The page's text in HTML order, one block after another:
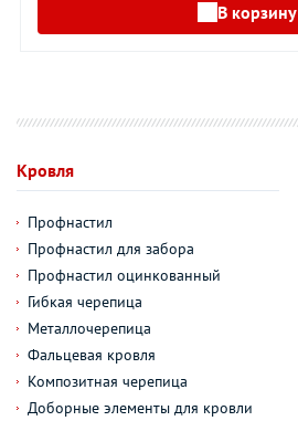
В корзину
Кровля
Профнастил
Профнастил для забора
Профнастил оцинкованный
Гибкая черепица
Металлочерепица
Фальцевая кровля
Композитная черепица
Доборные элементы для кровли